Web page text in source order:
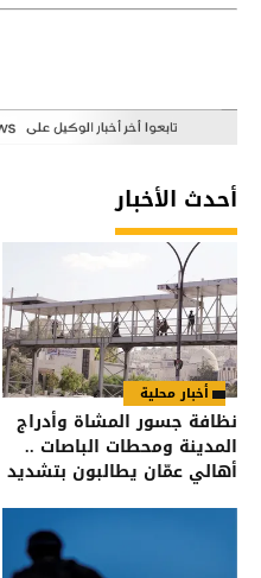
أحدث الأخبار
أخبار محلية
نظافة جسور المشاة وأدراج
المدينة ومحطات الباصات ..
أهالي عمّان يطالبون بتشديد